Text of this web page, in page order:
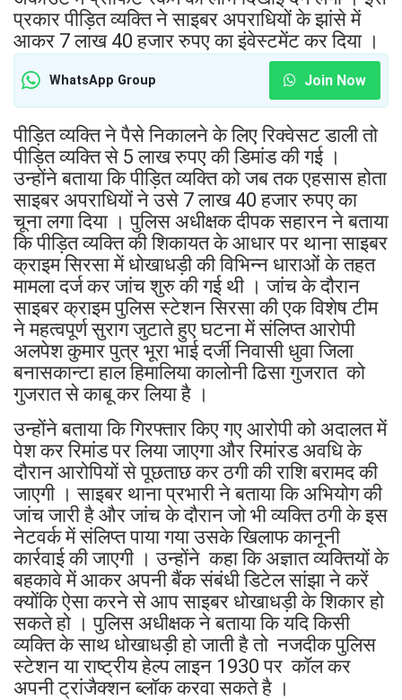
प्रकार पीड़ित व्यक्ति ने साइबर अपराधियों के झांसे में
आकर 7 लाख 40 हजार रुपए का इंवेस्टमेंट कर दिया ।
WhatsApp Group Join Now
पीड़ित व्यक्ति ने पैसे निकालने के लिए रिक्वेसट डाली तो
पीड़ित व्यक्ति से 5 लाख रुपए की डिमांड की गई ।
उन्होंने बताया कि पीड़ित व्यक्ति को जब तक एहसास होता
साइबर अपराधियों ने उसे 7 लाख 40 हजार रुपए का
चूना लगा दिया । पुलिस अधीक्षक दीपक सहारन ने बताया
कि पीड़ित व्यक्ति की शिकायत के आधार पर थाना साइबर
क्राइम सिरसा में धोखाधड़ी की विभिन्न धाराओं के तहत
मामला दर्ज कर जांच शुरु की गई थी । जांच के दौरान
साइबर क्राइम पुलिस स्टेशन सिरसा की एक विशेष टीम
ने महत्वपूर्ण सुराग जुटाते हुए घटना में संलिप्त आरोपी
अलपेश कुमार पुत्र भूरा भाई दर्जी निवासी धुवा जिला
बनासकान्टा हाल हिमालिया कालोनी ढिसा गुजरात को
गुजरात से काबू कर लिया है ।
उन्होंने बताया कि गिरफ्तार किए गए आरोपी को अदालत में
पेश कर रिमांड पर लिया जाएगा और रिमांरड अवधि के
दौरान आरोपियों से पूछताछ कर ठगी की राशि बरामद की
जाएगी । साइबर थाना प्रभारी ने बताया कि अभियोग की
जांच जारी है और जांच के दौरान जो भी व्यक्ति ठगी के इस
नेटवर्क में संलिप्त पाया गया उसके खिलाफ कानूनी
कार्रवाई की जाएगी । उन्होंने कहा कि अज्ञात व्यक्तियों के
बहकावे में आकर अपनी बैंक संबंधी डिटेल सांझा ने करें
क्योंकि ऐसा करने से आप साइबर धोखाधड़ी के शिकार हो
सकते हो । पुलिस अधीक्षक ने बताया कि यदि किसी
व्यक्ति के साथ धोखाधड़ी हो जाती है तो नजदीक पुलिस
स्टेशन या राष्ट्रीय हेल्प लाइन 1930 पर कॉल कर
अपनी ट्रांजैक्शन ब्लॉक करवा सकते है ।